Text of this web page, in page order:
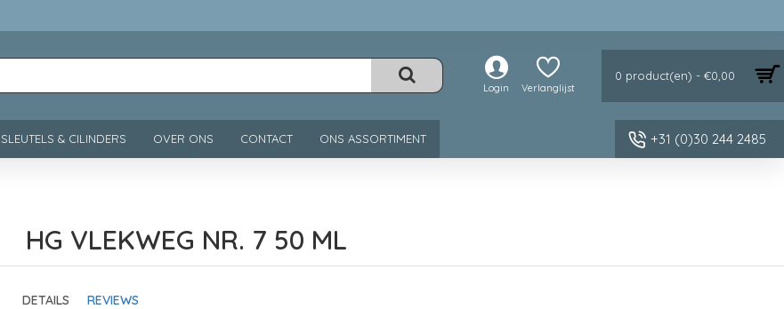
Login Verlanglijst
0 product(en) - €0,00
SLEUTELS & CILINDERS OVER ONS CONTACT ONS ASSORTIMENT +31 (0)30 244 2485
HG VLEKWEG NR. 7 50 ML
DETAILS REVIEWS